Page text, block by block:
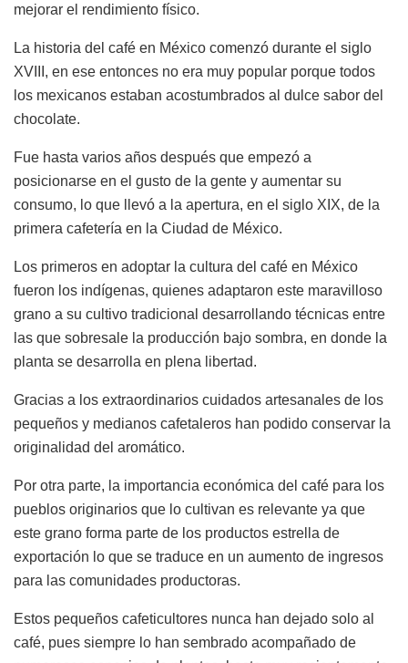
mejorar el rendimiento físico.
La historia del café en México comenzó durante el siglo
XVIII, en ese entonces no era muy popular porque todos
los mexicanos estaban acostumbrados al dulce sabor del
chocolate.
Fue hasta varios años después que empezó a
posicionarse en el gusto de la gente y aumentar su
consumo, lo que llevó a la apertura, en el siglo XIX, de la
primera cafetería en la Ciudad de México.
Los primeros en adoptar la cultura del café en México
fueron los indígenas, quienes adaptaron este maravilloso
grano a su cultivo tradicional desarrollando técnicas entre
las que sobresale la producción bajo sombra, en donde la
planta se desarrolla en plena libertad.
Gracias a los extraordinarios cuidados artesanales de los
pequeños y medianos cafetaleros han podido conservar la
originalidad del aromático.
Por otra parte, la importancia económica del café para los
pueblos originarios que lo cultivan es relevante ya que
este grano forma parte de los productos estrella de
exportación lo que se traduce en un aumento de ingresos
para las comunidades productoras.
Estos pequeños cafeticultores nunca han dejado solo al
café, pues siempre lo han sembrado acompañado de